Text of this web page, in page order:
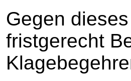
Gegen
fristgerecht